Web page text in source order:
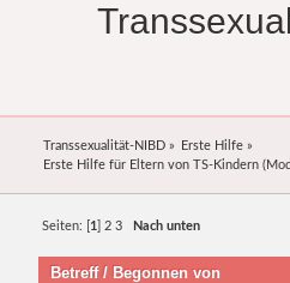
Transsexualität-NIBD» Erste Hilfe »
Erste Hilfe für Eltern von TS-Kindern
Seiten: [ 1 2 3 Nach unten
Betreff/ Begonnen von